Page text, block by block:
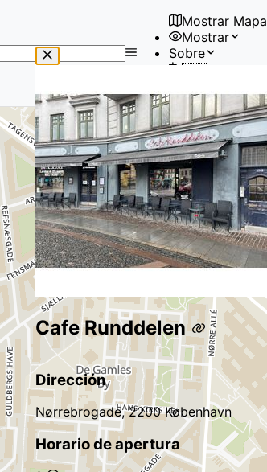
No
Mostrar Mapa
Mostrar
Sobre
🇪🇸
Cafe Runddelen
Dirección
Nørrebrogade, 2200 København
Horario de apertura